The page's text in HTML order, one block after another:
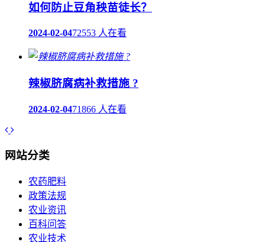
如何防止豆角秧苗徒长？
2024-02-0472553 人在看
辣椒脐腐病补救措施 ?
2024-02-0471866 人在看
网站分类
农药肥料
政策法规
农业资讯
百科问答
农业技术